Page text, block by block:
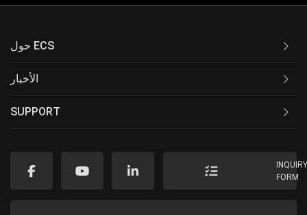
حول ECS
الأخبار
SUPPORT
FORM